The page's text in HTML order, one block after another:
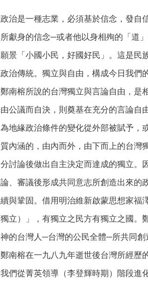
政治是一種志業，必須基於信念，發自
所獻身的信念─或者他以身相殉的「道
願景「小國小民，好國好民」。這是民
政治傳統。獨立與自由，構成今日我們
鄭南榕所說的台灣獨立與言論自由，是
由公議而自決，則奠基在充分的言論自
為地緣政治條件的變化從外部被賦予，
質內涵的，由內而外，由下而上的台灣
分討論後做出自主決定而達成的獨立。
論、審議後形成共同意志所創造出來的
續與鞏固。借用明治維新啟蒙思想家福
獨立）」，有獨立之民方有獨立之國。
神的台灣人─台灣的公民全體─所共同創
鄭南榕在一九八九年逝世後台灣所經歷
我們從菁英領導（李登輝時期）階段進